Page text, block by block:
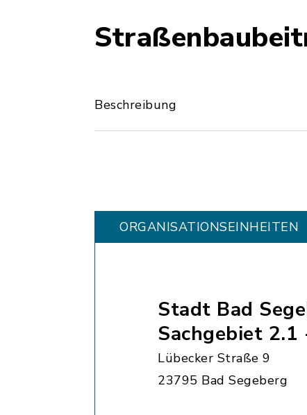
Beschreibung
ORGANISATIONS­EINHEITEN
Stadt Bad
Sachgebiet 2.1
Lübecker Straße 9
23795 Bad Segeberg